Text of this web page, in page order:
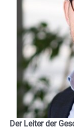
Der Leiter der